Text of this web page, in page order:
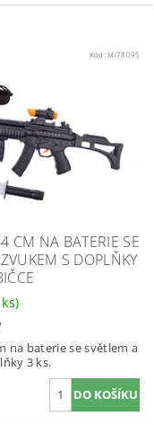
Kód:MI78095
CM NA BATERIE SE
S DOPLŇKY
na baterie se světlem a
3 ks.